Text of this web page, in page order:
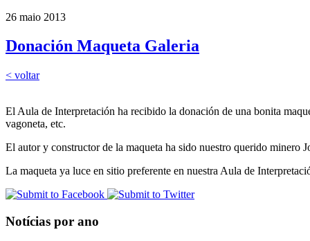
26 maio 2013
Donación Maqueta Galeria
< voltar
El Aula de Interpretación ha recibido la donación de una bonita
vagoneta, etc.
El autor y constructor de la maqueta ha sido nuestro querido
La maqueta ya luce en sitio preferente en nuestra Aula de
Notícias por ano